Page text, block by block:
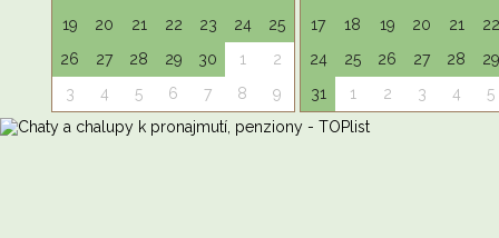
19
20 21 22 23 24
25
26
27 28 29 30 1
2
3
4 5 6 7 8 9
17
18 19 20 21
22
24
25 26 27 28
29
31
1 2 3 4 5